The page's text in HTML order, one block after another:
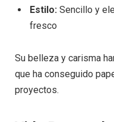
Estilo: Sencillo y
fresco
Su belleza y carisma
que ha conseguido
proyectos.